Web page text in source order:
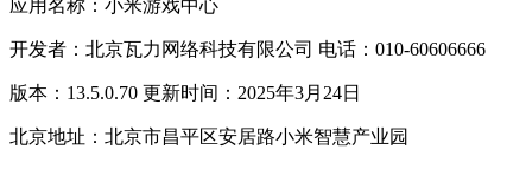
应用名称：小米游戏中心
开发者：北京瓦力网络科技有限公司 电话：010-60606666
版本：13.5.0.70 更新时间：2025年3月24日
北京地址：北京市昌平区安居路小米智慧产业园